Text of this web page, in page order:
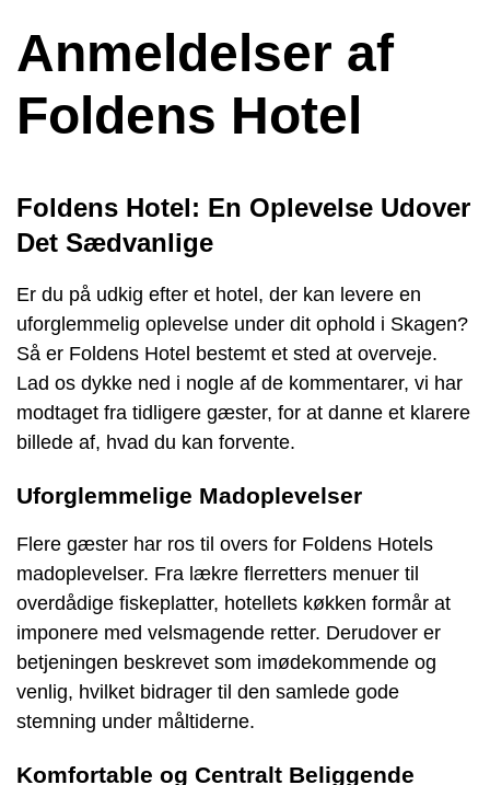
Anmeldelser af
Foldens Hotel
Foldens Hotel: En Oplevelse Udover
Det Sædvanlige
Er du på udkig efter et hotel, der kan levere en
uforglemmelig oplevelse under dit ophold i Skagen?
Så er Foldens Hotel bestemt et sted at overveje.
Lad os dykke ned i nogle af de kommentarer, vi har
modtaget fra tidligere gæster, for at danne et klarere
billede af, hvad du kan forvente.
Uforglemmelige Madoplevelser
Flere gæster har ros til overs for Foldens Hotels
madoplevelser. Fra lækre flerretters menuer til
overdådige fiskeplatter, hotellets køkken formår at
imponere med velsmagende retter. Derudover er
betjeningen beskrevet som imødekommende og
venlig, hvilket bidrager til den samlede gode
stemning under måltiderne.
Komfortable og Centralt Beliggende